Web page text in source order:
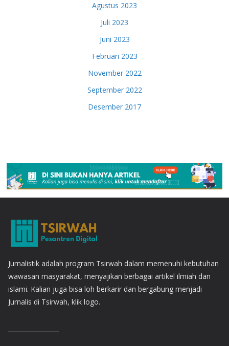
Agustus 2023
Juli 2023
Juni 2023
Februari 2023
November 2022
September 2022
Desember 2017
Jurnalistik adalah program Tsirwah dalam memenuhi kebutuhan
wawasan masyarakat, menyajikan berbagai artikel ilmiah dan
islami. Kalian juga bisa loh berkarir dan bergabung menjadi
Jurnalis di Tsirwah, klik logo.